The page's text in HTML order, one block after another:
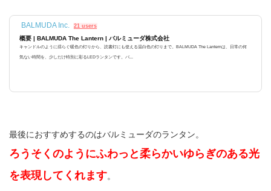
BALMUDA Inc. 21 users
概要 | BALMUDA The Lantern | バルミューダ株式会社
キャンドルのように揺らぐ暖色の灯りから、読書灯にも使える温白色の灯りまで。BALMUDA The Lanternは、日常の何
気ない時間を、少しだけ特別に彩るLEDランタンです。バ...
最後におすすめするのはバルミューダのランタン。
ろうそくのようにふわっと柔らかいゆらぎのある光
を表現してくれます。